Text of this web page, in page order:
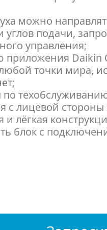
можно
углов подачи,
управления;
Daikin
точки мира,
по
с лицевой стороны
и лёгкая
блок с
крыше, террасе